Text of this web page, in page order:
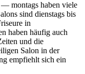
montags haben viele
sind dienstags bis
in
haben häufig auch
und die
Salon in der
empfiehlt sich ein